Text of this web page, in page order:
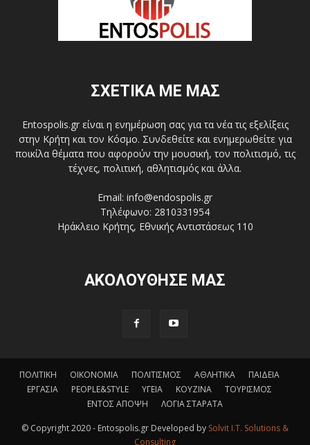
ΣΧΕΤΙΚΑ ΜΕ ΜΑΣ
Entospolis.gr είναι η ενημέρωση σας για τα νέα τις εξελίξεις
στην Κρήτη και τον Κόσμο. Συνδεθείτε και ενημερωθείτε για
ποικίλα θέματα που αφορούν την μουσική, τον πολιτισμό, τις
τέχνες, πολιτική, αθλητισμός και άλλα.
Email: info@endospolis.gr
Τηλέφωνο: 2810331954
Ηράκλειο Κρήτης, Εθνικής Αντιστάσεως 110
ΑΚΟΛΟΥΘΗΣΕ ΜΑΣ
ΠΟΛΙΤΙΚΗ ΟΙΚΟΝΟΜΙΑ ΠΟΛΙΤΙΣΜΟΣ ΑΘΛΗΤΙΚΑ
ΠΑΙΔΕΙΑ
ΕΡΓΑΣΙΑ
PEOPLE&STYLE ΥΓΕΙΑ ΚΟΥΖΙΝΑ
ΤΟΥΡΙΣΜΟΣ
ΕΝΤΟΣ ΑΠΟΨΗ
ΛΟΓΙΑ ΣΤΑΡΑΤΑ
© Copyright 2020 - Entospolis.gr Developed by Solvit I.T. Solutions &
Consulting